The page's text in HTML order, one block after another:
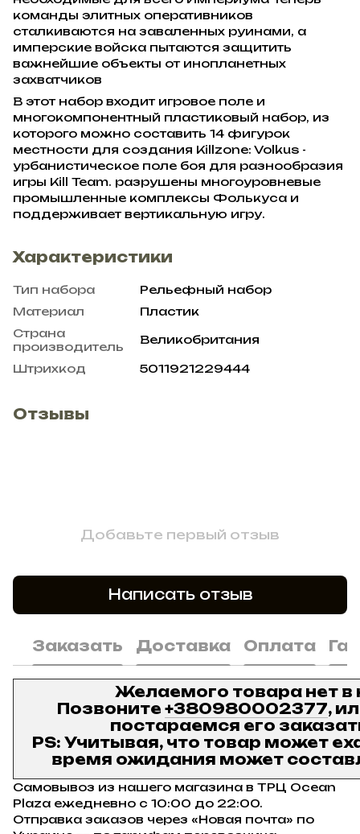
команды элитных оперативников
сталкиваются на заваленных руинами, а
имперские войска пытаются защитить
важнейшие объекты от инопланетных
захватчиков
В этот набор входит игровое поле и
многокомпонентный пластиковый набор, из
которого можно составить 14 фигурок
местности для создания Killzone: Volkus -
урбанистическое поле боя для разнообразия
игры Kill Team. разрушены многоуровневые
промышленные комплексы Фолькуса и
поддерживает вертикальную игру.
Характеристики
Тип набора
Рельефный набор
Материал
Пластик
Страна
производитель
Великобритания
Штрихкод 5011921229444
Отзывы
Добавьте первый отзыв
Написать отзыв
Заказать Доставка Оплата
Желаемого товара нет в
Позвоните +380980002377,
постараемся его
PS: Учитывая, что товар может
время ожидания может
Самовывоз из нашего магазина в ТРЦ Ocean
Plaza ежедневно с 10:00 до 22:00.
Отправка заказов через «Новая почта» по